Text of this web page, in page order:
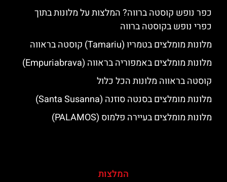
כפר נופש קוסטה ברווה? המלצות על מלונות בתוך
כפרי נופש בקוסטה ברווה
מלונות מומלצים בטמריו (Tamariu) קוסטה בראווה
מלונות מומלצים באמפוריה בראווה (Empuriabrava)
קוסטה בראווה מלונות הכל כלול
מלונות מומלצים בסנטה סוזנה (Santa Susanna)
מלונות מומלצים בעיירה פלמוס (PALAMOS)
המלצות